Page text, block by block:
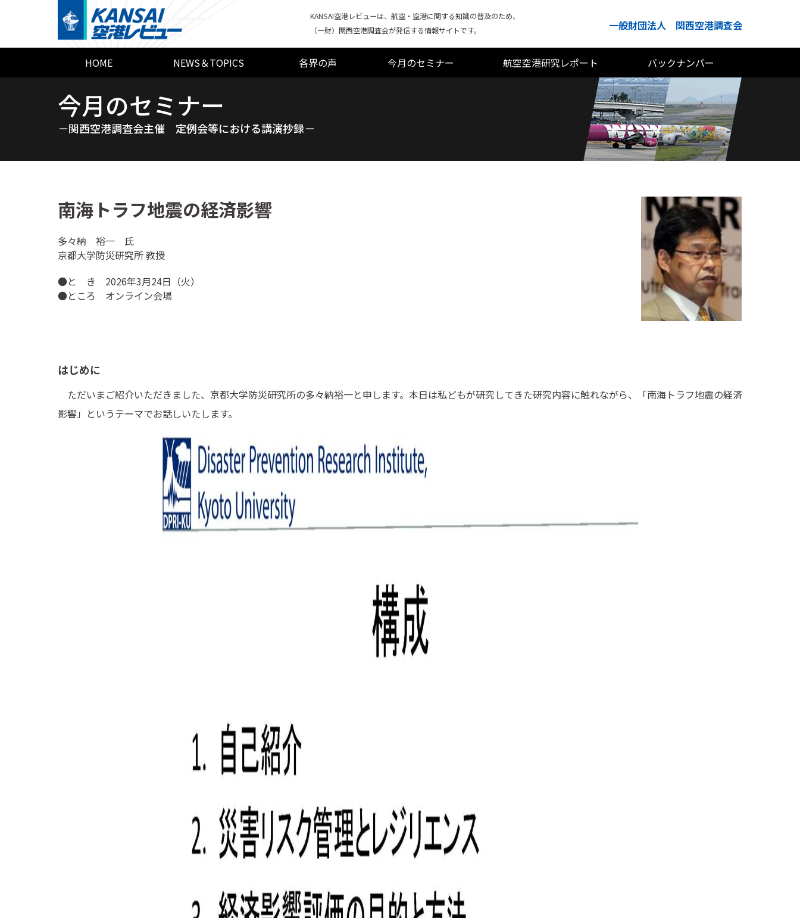
KANSAI空港レビューは、航空・空港に関する知識の普及のため、
（一財）関西空港調査会が発信する情報サイトです。
一般財団法人 関西空港調査会
HOME NEWS＆TOPICS 各界の声 今月のセミナー 航空空港研究レポート バックナンバー
今月のセミナー
－関西空港調査会主催 定例会等における講演抄録－
南海トラフ地震の経済影響
多々納 裕一 氏
京都大学防災研究所 教授
●と き 2026年3月24日（火）
●ところ オンライン会場
はじめに
ただいまご紹介いただきました、京都大学防災研究所の多々納裕一と申します。本日は私どもが研究してきた研究内容に触れながら、「南海トラフ地震の経済
影響」というテーマでお話しいたします。